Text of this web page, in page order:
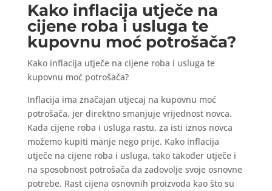
Kako inflacija utječe na
cijene roba i usluga te
kupovnu moć potrošača?
Kako inflacija utječe na cijene roba i usluga te
kupovnu moć potrošača?
Inflacija ima značajan utjecaj na kupovnu moć
potrošača, jer direktno smanjuje vrijednost novca.
Kada cijene roba i usluga rastu, za isti iznos novca
možemo kupiti manje nego prije. Kako inflacija
utječe na cijene roba i usluga, tako također utječe i
na sposobnost potrošača da zadovolje svoje osnovne
potrebe. Rast cijena osnovnih proizvoda kao što su